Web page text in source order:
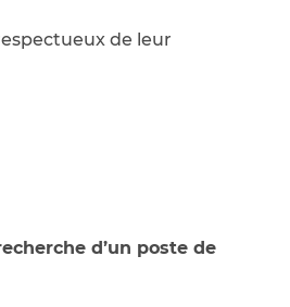
de leur
d’un poste de